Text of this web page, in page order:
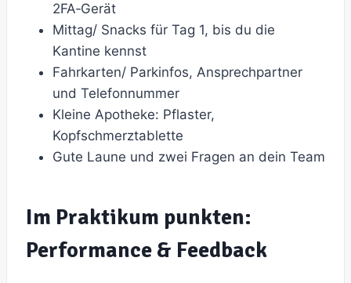
2FA‑Gerät
Mittag/ Snacks für Tag 1, bis du die
Kantine kennst
Fahrkarten/ Parkinfos, Ansprechpartner
und Telefonnummer
Kleine Apotheke: Pflaster,
Kopfschmerztablette
Gute Laune und zwei Fragen an dein Team
Im Praktikum punkten:
Performance & Feedback